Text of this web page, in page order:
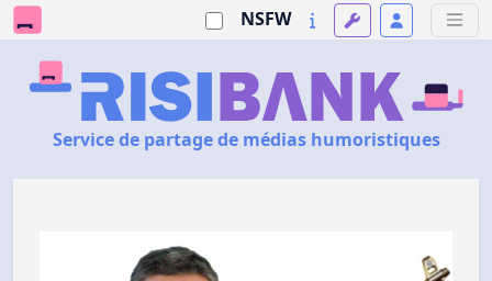
NSFW
Service de partage de médias humoristiques